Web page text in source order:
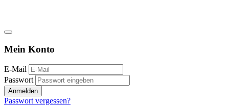
Mein Konto
E-Mail
Passwort
Anmelden
Passwort vergessen?